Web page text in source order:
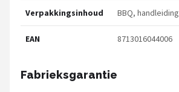
Verpakkingsinhoud BBQ, handleiding
EAN 8713016044006
Fabrieksgarantie